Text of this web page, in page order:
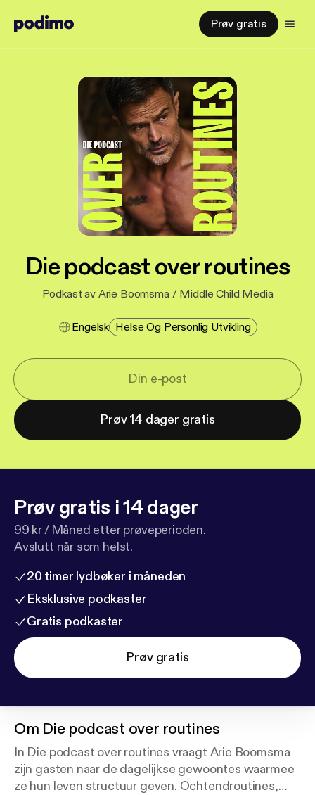
Prøv gratis
Die podcast over routines
Podkast av Arie Boomsma / Middle Child Media
Engelsk Helse Og Personlig Utvikling
Prøv 14 dager gratis
Prøv gratis i 14 dager
99 kr / Måned etter prøveperioden.
Avslutt når som helst.
20 timer lydbøker i måneden
Eksklusive podkaster
Gratis podkaster
Prøv gratis
Om Die podcast over routines
In Die podcast over routines vraagt Arie Boomsma
zijn gasten naar de dagelijkse gewoontes waarmee
ze hun leven structuur geven. Ochtendroutines,